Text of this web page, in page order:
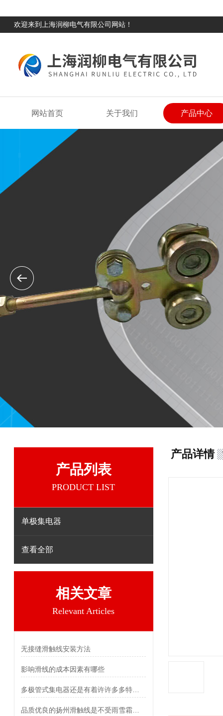
欢迎来到上海润柳电气有限公司网站！
网站首页 关于我们 产品中心
产品列表
PRODUCT LIST
单极集电器
查看全部
相关文章
Relevant Articles
无接缝滑触线安装方法
影响滑线的成本因素有哪些
产品详情